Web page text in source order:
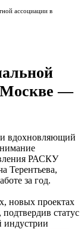
ассоциации в
Москве —
вдохновляющий
РАСКУ
Терентьева,
за год.
новых проектах
подтвердив статус
индустрии